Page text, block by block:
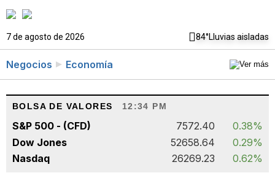
7 de agosto de 2026 84°Lluvias aisladas
Negocios Economía
BOLSA DE VALORES 12:34 PM
S&P 500 - (CFD) 7572.40
0.38%
Dow Jones
52658.64
0.29%
Nasdaq
26269.23 0.62%